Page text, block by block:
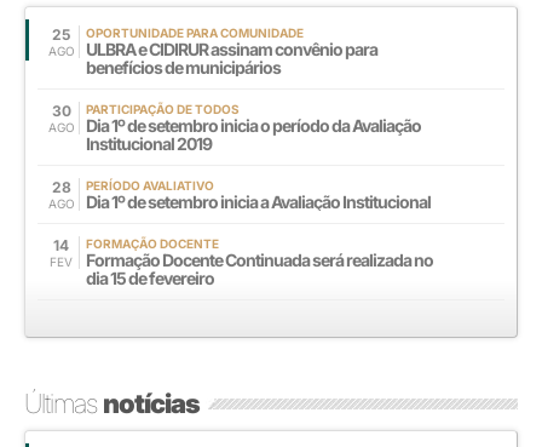
25
AGO
OPORTUNIDADE PARA COMUNIDADE
ULBRA e CIDIRUR assinam convênio para
benefícios de municipários
30
AGO
PARTICIPAÇÃO DE TODOS
Dia 1º de setembro inicia o período da Avaliação
Institucional 2019
28
AGO
PERÍODO AVALIATIVO
Dia 1º de setembro inicia a Avaliação Institucional
14
FEV
FORMAÇÃO DOCENTE
Formação Docente Continuada será realizada no
dia 15 de fevereiro
Últimasnotícias